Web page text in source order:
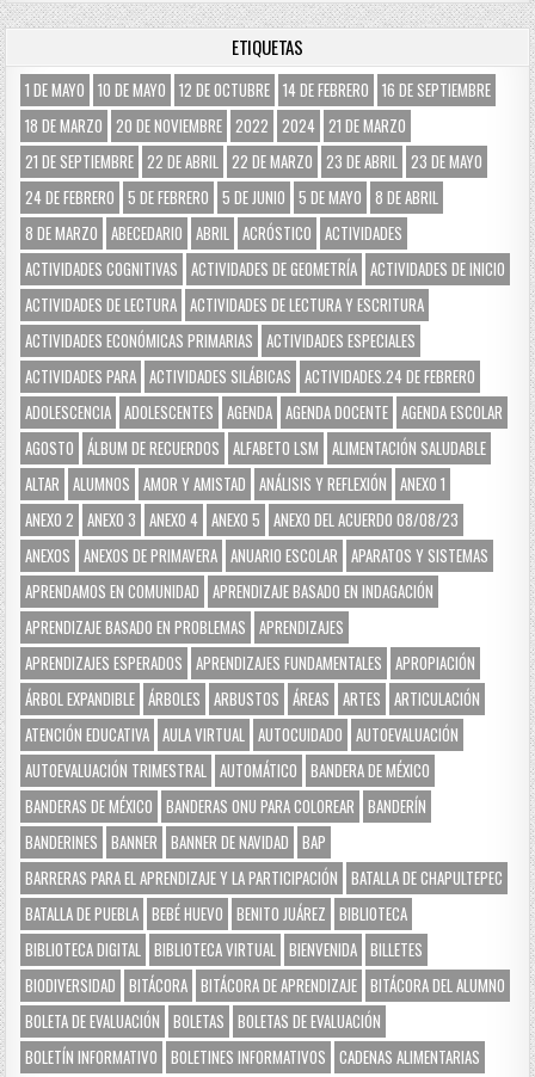
ETIQUETAS
1 DE MAYO 10 DE MAYO 12 DE OCTUBRE 14 DE FEBRERO
16 DE SEPTIEMBRE
18 DE MARZO
20 DE NOVIEMBRE 2022 2024
21 DE MARZO
21 DE SEPTIEMBRE 22 DE ABRIL 22 DE MARZO 23 DE ABRIL
23 DE MAYO
24 DE FEBRERO
5 DE FEBRERO 5 DE JUNIO 5 DE MAYO
8 DE ABRIL
8 DE MARZO
ABECEDARIO ABRIL ACRÓSTICO
ACTIVIDADES
ACTIVIDADES COGNITIVAS
ACTIVIDADES DE GEOMETRÍA ACTIVIDADES DE INICIO
ACTIVIDADES DE LECTURA ACTIVIDADES DE LECTURA Y ESCRITURA
ACTIVIDADES ECONÓMICAS PRIMARIAS
ACTIVIDADES ESPECIALES
ACTIVIDADES PARA ACTIVIDADES SILÁBICAS
ACTIVIDADES.24 DE FEBRERO
ADOLESCENCIA ADOLESCENTES AGENDA AGENDA DOCENTE AGENDA ESCOLAR
AGOSTO
ÁLBUM DE RECUERDOS ALFABETO LSM
ALIMENTACIÓN SALUDABLE
ALTAR
ALUMNOS AMOR Y AMISTAD ANÁLISIS Y REFLEXIÓN
ANEXO 1
ANEXO 2
ANEXO 3 ANEXO 4 ANEXO 5
ANEXO DEL ACUERDO 08/08/23
ANEXOS
ANEXOS DE PRIMAVERA ANUARIO ESCOLAR
APARATOS Y SISTEMAS
APRENDAMOS EN COMUNIDAD
APRENDIZAJE BASADO EN INDAGACIÓN
APRENDIZAJE BASADO EN PROBLEMAS
APRENDIZAJES
APRENDIZAJES ESPERADOS
APRENDIZAJES FUNDAMENTALES
APROPIACIÓN
ÁRBOL EXPANDIBLE ÁRBOLES ARBUSTOS ÁREAS ARTES
ARTICULACIÓN
ATENCIÓN EDUCATIVA AULA VIRTUAL AUTOCUIDADO
AUTOEVALUACIÓN
AUTOEVALUACIÓN TRIMESTRAL
AUTOMÁTICO
BANDERA DE MÉXICO
BANDERAS DE MÉXICO
BANDERAS ONU PARA COLOREAR
BANDERÍN
BANDERINES
BANNER BANNER DE NAVIDAD
BAP
BARRERAS PARA EL APRENDIZAJE Y LA PARTICIPACIÓN
BATALLA DE CHAPULTEPEC
BATALLA DE PUEBLA BEBÉ HUEVO BENITO JUÁREZ
BIBLIOTECA
BIBLIOTECA DIGITAL
BIBLIOTECA VIRTUAL BIENVENIDA BILLETES
BIODIVERSIDAD
BITÁCORA BITÁCORA DE APRENDIZAJE BITÁCORA DEL ALUMNO
BOLETA DE EVALUACIÓN
BOLETAS
BOLETAS DE EVALUACIÓN
BOLETÍN INFORMATIVO
BOLETINES INFORMATIVOS CADENAS ALIMENTARIAS